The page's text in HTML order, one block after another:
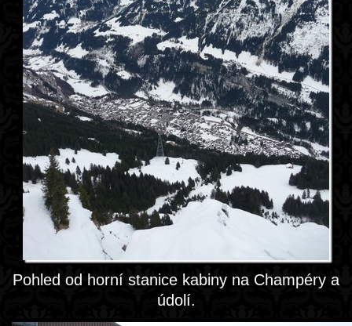
Pohled od horní stanice kabiny na Champéry a
údolí.